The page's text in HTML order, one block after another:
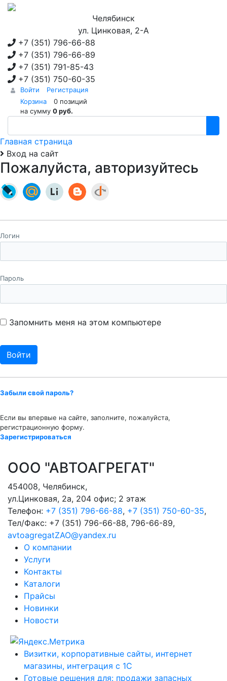
Челябинск
ул. Цинковая, 2-А
+7 (351) 796-66-88
+7 (351) 796-66-89
+7 (351) 791-85-43
+7 (351) 750-60-35
Войти
Регистрация
Корзина
0 позиций
на сумму 0 руб.
Главная страница
Вход на сайт
Пожалуйста, авторизуйтесь
Логин
Пароль
Запомнить меня на этом компьютере
Забыли свой пароль?
Если вы впервые на сайте, заполните, пожалуйста,
регистрационную форму.
Зарегистрироваться
ООО "АВТОАГРЕГАТ"
454008, Челябинск,
ул.Цинковая, 2а, 204 офис; 2 этаж
Телефон: +7 (351) 796-66-88, +7 (351) 750-60-35,
Тел/Факс: +7 (351) 796-66-88, 796-66-89,
avtoagregatZAO@yandex.ru
О компании
Услуги
Контакты
Каталоги
Прайсы
Новинки
Новости
Визитки, корпоративные сайты, интернет
магазины, интеграция с 1С
Готовые решения для: продажи запасных